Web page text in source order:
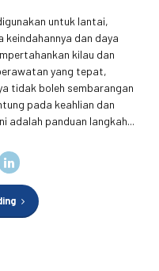
untuk lantai,
keindahannya dan daya
kilau dan
yang tepat,
tidak boleh sembarangan
pada keahlian dan
adalah panduan langkah...